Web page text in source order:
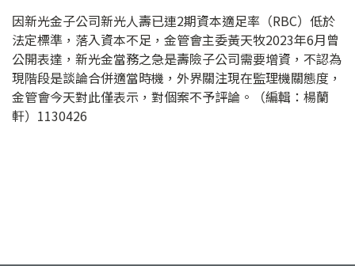
因新光金子公司新光人壽已連2期資本適足率（RBC）低於
法定標準，落入資本不足，金管會主委黃天牧2023年6月曾
公開表達，新光金當務之急是壽險子公司需要增資，不認為
現階段是談論合併適當時機，外界關注現在監理機關態度，
金管會今天對此僅表示，對個案不予評論。（編輯：楊蘭
軒）1130426